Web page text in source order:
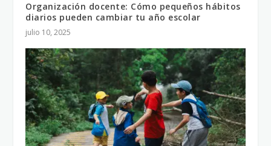
Organización docente: Cómo pequeños hábitos
diarios pueden cambiar tu año escolar
julio 10, 2025